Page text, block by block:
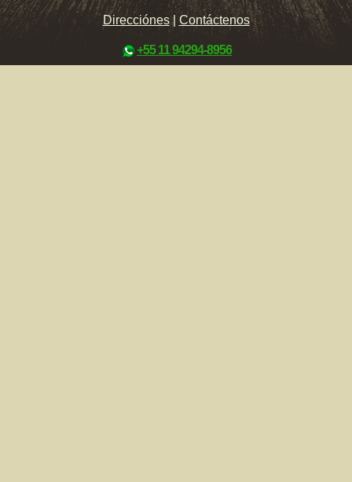
Direcciónes| Contáctenos
+55 11 94294-8956